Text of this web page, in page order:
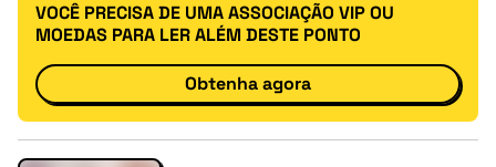
VOCÊ PRECISA DE UMA ASSOCIAÇÃO VIP OU
MOEDAS PARA LER ALÉM DESTE PONTO
Obtenha agora